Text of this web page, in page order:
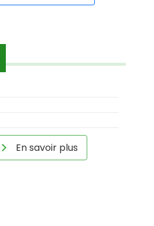
En savoir plus